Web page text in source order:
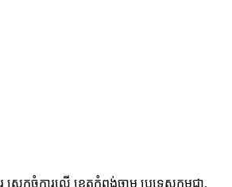
រុកចំការលើ ខេត្តកំពង់ចាម ប្រទេសកម្ពុជា,